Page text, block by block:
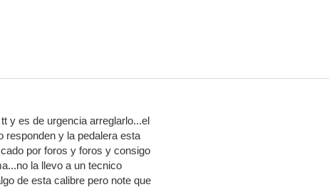
y es de urgencia arreglarlo...el
responden y la pedalera esta
por foros y foros y consigo
la llevo a un tecnico
de esta calibre pero note que